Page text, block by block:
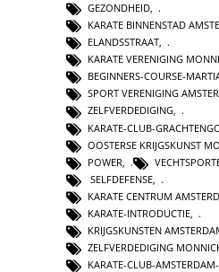
GEZONDHEID,
KARATE BINNENSTAD
ELANDSSTRAAT,
KARATE VERENIGING
BEGINNERS-COURSE-
SPORT VERENIGING
ZELFVERDEDIGING,
KARATE-CLUB-
OOSTERSE KRIJGSKUNST
POWER
SELFDEFENSE
KARATE CENTRUM
KARATE-INTRODUCTIE
KRIJGSKUNSTEN
ZELFVERDEDIGING
KARATE-CLUB-